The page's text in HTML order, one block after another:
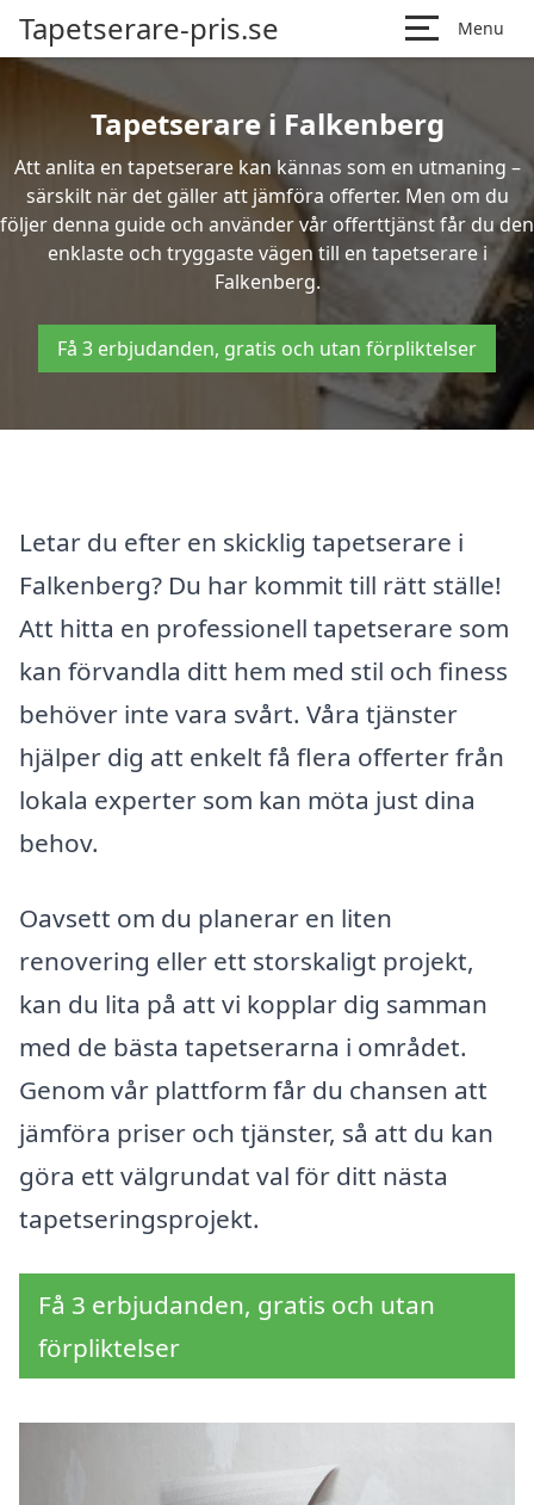
Tapetserare-pris.se Menu
Tapetserare i Falkenberg
Att anlita en tapetserare kan kännas som en utmaning –
särskilt när det gäller att jämföra offerter. Men om du
följer denna guide och använder vår offerttjänst får du den
enklaste och tryggaste vägen till en tapetserare i
Falkenberg.
Få 3 erbjudanden, gratis och utan förpliktelser
Letar du efter en skicklig tapetserare i
Falkenberg? Du har kommit till rätt ställe!
Att hitta en professionell tapetserare som
kan förvandla ditt hem med stil och finess
behöver inte vara svårt. Våra tjänster
hjälper dig att enkelt få flera offerter från
lokala experter som kan möta just dina
behov.
Oavsett om du planerar en liten
renovering eller ett storskaligt projekt,
kan du lita på att vi kopplar dig samman
med de bästa tapetserarna i området.
Genom vår plattform får du chansen att
jämföra priser och tjänster, så att du kan
göra ett välgrundat val för ditt nästa
tapetseringsprojekt.
Få 3 erbjudanden, gratis och utan
förpliktelser